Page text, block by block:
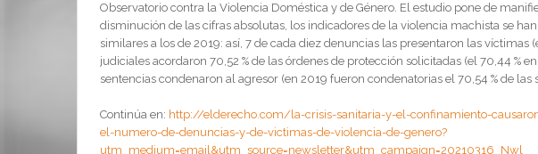
Observatorio contra la Violencia Doméstica y de Género. El estudio pone de
disminución de las cifras absolutas, los indicadores de la violencia machista se
similares a los de 2019: así, 7 de cada diez denuncias las presentaron las víctimas
judiciales acordaron 70,52 % de las órdenes de protección solicitadas (el 70,44 %
sentencias condenaron al agresor (en 2019 fueron condenatorias el 70,54 % de las
Continúa en: http://elderecho.com/la-crisis-sanitaria-y-el-confinamiento-
el-numero-de-denuncias-y-de-victimas-de-violencia-de-genero?
utm_medium=email&utm_source=newsletter&utm_campaign=20210316_Nwl